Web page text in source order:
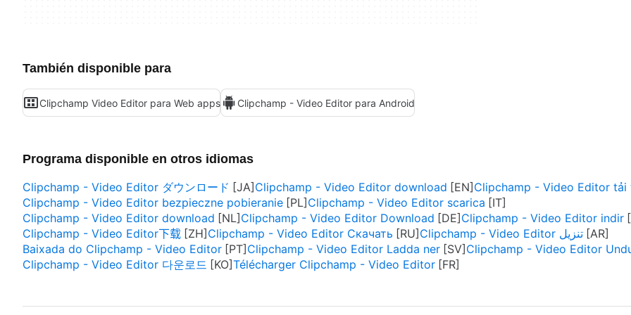
También disponible para
Clipchamp Video Editor para Web apps Clipchamp - Video Editor para Android
Programa disponible en otros idiomas
Clipchamp - Video Editor ダウンロード
Clipchamp - Video Editor download
Clipchamp - Video Editor tải
Clipchamp - Video Editor bezpieczne pobieranie
Clipchamp - Video Editor scarica
Clipchamp - Video Editor download
Clipchamp - Video Editor Download
Clipchamp - Video Editor indir
Clipchamp - Video Editor下载
Clipchamp - Video Editor Скачать
Clipchamp - Video Editor تنزيل
Baixada do Clipchamp - Video Editor
Clipchamp - Video Editor Ladda ner
Clipchamp - Video Editor
Clipchamp - Video Editor 다운로드
Télécharger Clipchamp - Video Editor